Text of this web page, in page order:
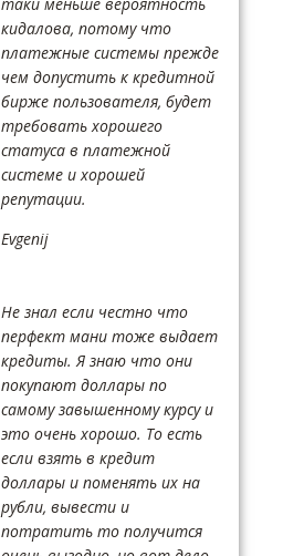
таки меньше вероятность
кидалова, потому что
платежные системы прежде
чем допустить к кредитной
бирже пользователя, будет
требовать хорошего
статуса в платежной
системе и хорошей
репутации.
Evgenij
Не знал если честно что
перфект мани тоже выдает
кредиты. Я знаю что они
покупают доллары по
самому завышенному курсу и
это очень хорошо. То есть
если взять в кредит
доллары и поменять их на
рубли, вывести и
потратить то получится